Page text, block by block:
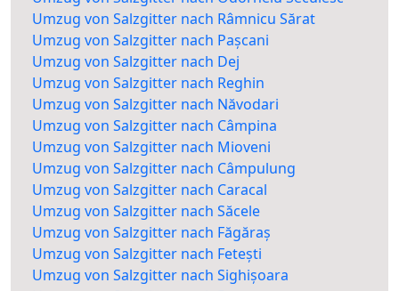
Umzug von Salzgitter nach Râmnicu Sărat
Umzug von Salzgitter nach Pașcani
Umzug von Salzgitter nach Dej
Umzug von Salzgitter nach Reghin
Umzug von Salzgitter nach Năvodari
Umzug von Salzgitter nach Câmpina
Umzug von Salzgitter nach Mioveni
Umzug von Salzgitter nach Câmpulung
Umzug von Salzgitter nach Caracal
Umzug von Salzgitter nach Săcele
Umzug von Salzgitter nach Făgăraș
Umzug von Salzgitter nach Fetești
Umzug von Salzgitter nach Sighișoara